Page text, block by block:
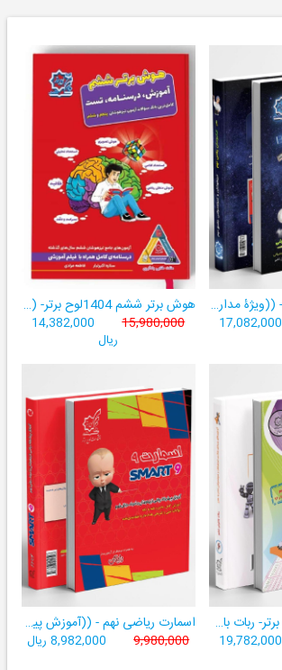
ایکیوسان پلاس نهم - ((ویژۀ مدارس نمونه دولتی، تیزهوشان و سمپاد+ فیلم‌های آموزشی+سامانۀ آزمون‌ساز رایگان))
17,082,000
هوش برتر ششم 1404لوح برتر- ((ویژۀ آزمون تیزهوشان پایۀ ششم+ فیلم آموزشی + سامانۀ آزمون‌ساز رایگان))
15,980,000
14,382,000
ریال
32 استان ششم لوح برتر- ربات باهوش ششم ((به همراه سامانۀ آزمون‌ساز رایگان))
19,782,000
اسمارت ریاضی نهم - ((آموزش پیشرفتۀ ریاضی تیزهوشان و نمونه‌دولتی نهم+ سامانۀ آزمون‌ساز آنلاین))
9,980,000 8,982,000 ریال